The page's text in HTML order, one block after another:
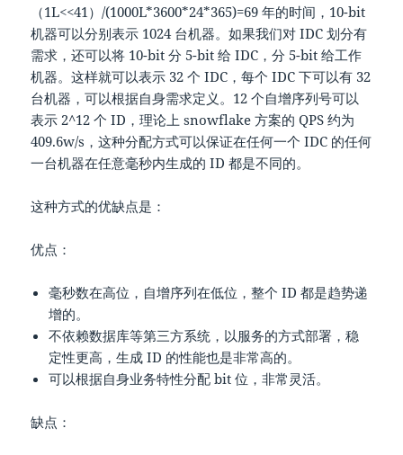
（1L<<41）/(1000L*3600*24*365)=69 年的时间，10-bit
机器可以分别表示 1024 台机器。如果我们对 IDC 划分有
需求，还可以将 10-bit 分 5-bit 给 IDC，分 5-bit 给工作
机器。这样就可以表示 32 个 IDC，每个 IDC 下可以有 32
台机器，可以根据自身需求定义。12 个自增序列号可以
表示 2^12 个 ID，理论上 snowflake 方案的 QPS 约为
409.6w/s，这种分配方式可以保证在任何一个 IDC 的任何
一台机器在任意毫秒内生成的 ID 都是不同的。
这种方式的优缺点是：
优点：
毫秒数在高位，自增序列在低位，整个 ID 都是趋势递
增的。
不依赖数据库等第三方系统，以服务的方式部署，稳
定性更高，生成 ID 的性能也是非常高的。
可以根据自身业务特性分配 bit 位，非常灵活。
缺点：